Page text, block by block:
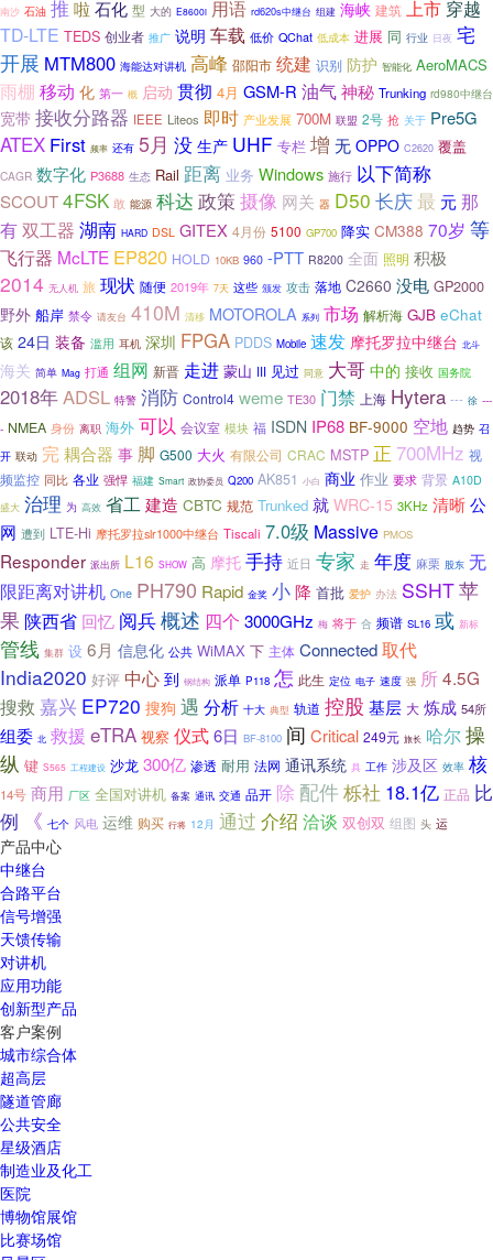
南沙 石油 推 啦 石化 型 大的 E8600i 用语 rd620s中继台 组建 海峡 建筑 上市 穿越
TD-LTE TEDS 创业者 推广 说明 车载 低价 QChat 低成本 进展 同 行业 日夜 宅
开展 MTM800 海能达对讲机 高峰 邵阳市 统建 识别 防护 智能化 AeroMACS
雨棚 移动 化 第一 概 启动 贯彻 4月 GSM-R 油气神秘 Trunking rd980中继台
宽带 接收分路器 IEEE Liteos 即时 产业发展 700M 联盟 2号 抢 关于 Pre5G
ATEX First 频率 还有 5月 没生产 UHF 专栏 增 无 OPPO C2620 覆盖
CAGR 数字化 P3688 生态 Rail 距离 业务 Windows 施行 以下简称
SCOUT4FSK 敢 能源 科达 政策 摄像 网关 器 D50 长庆最 元那
有双工器 湖南 HARD DSL GITEX 4月份 5100 GP700 降实 CM388 70岁 等
飞行器 McLTE EP820 HOLD 10KB 960 -PTT R8200 全面 照明 积极
2014 无人机 旅 现状 随便 2019年 7天 这些 颁发 攻击 落地 C2660 没电 GP2000
野外 船岸 禁令 请友台 410M 清移 MOTOROLA 系列 市场 解析海 GJB eChat
该 24日 装备 滥用 耳机 深圳 FPGA PDDS Mobile 速发 摩托罗拉中继台 北斗
海关 简单 Mag 打通 组网 新晋 走进 蒙山 III 见过 同意 大哥 中的 接收 国务院
2018年ADSL 特警 消防 Control4 weme TE30 门禁 上海 Hytera --- 徐 ---
- NMEA 身份 离职 海外 可以 会议室 模块 福 ISDN IP68 BF-9000 空地 趋势 召
开 联动 完耦合器 事 脚 G500 大火 有限公司 CRAC MSTP 正 700MHz 视
频监控 同比 各业 强悍 福建 Smart 政协委员 Q200 AK851 小白 商业 作业 要求 背景 A10D
盛大 治理 为 高效 省工建造 CBTC 规范 Trunked 就 WRC-15 3KHz 清晰公
网 遭到 LTE-Hi 摩托罗拉slr1000中继台 Tiscali 7.0级 Massive PMOS
Responder 派出所 L16 SHOW 高 摩托 手持 近日 专家 走 年度 麻栗 股东 无
限距离对讲机 One PH790 Rapid 金奖 小降 首批 爱护 办法 SSHT苹
果 陕西省 回忆 阅兵概述 四个 3000GHz 梅 将于 合 频谱 SL16 或 新标
管线 集群 设 6月 信息化 公共 WiMAX 下 主体 Connected取代
India2020 好评 中心 到 钢结构 派单 P118 怎 此生 定位 电子 速度 强 所4.5G
搜救 嘉兴 EP720 搜狗 遇 分析 十大 典型 轨道 控股 基层 大 炼成 54所
组委 北 救援 eTRA 视察 仪式6日 BF-8100 间 Critical 249元 旅长 哈尔操
纵 键 S565 工程建设 沙龙 300亿 渗透 耐用 法网 通讯系统 具 工作 涉及区 效率 核
14号 商用 厂区 全国对讲机 备案 通讯 交通 品开 除 配件 栎社 18.1亿 正品 比
例 《 七个 风电 运维 购买 行将 12月 通过 介绍 洽谈 双创双 组图 头 运
产品中心
中继台
合路平台
信号增强
天馈传输
对讲机
应用功能
创新型产品
客户案例
城市综合体
超高层
隧道管廊
公共安全
星级酒店
制造业及化工
医院
博物馆展馆
比赛场馆